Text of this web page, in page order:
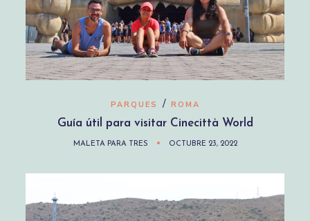
PARQUES / ROMA
Guía útil para visitar Cinecittà World
MALETA PARA TRES OCTUBRE 23, 2022